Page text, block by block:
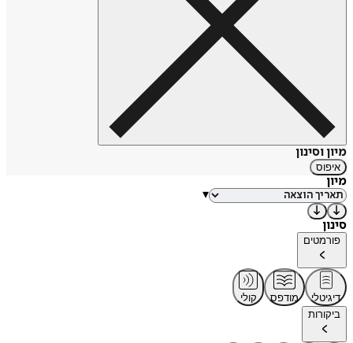
מיון וסינון
איפוס
מיון
▾
סינון
פורמטים
דיגיטלי מודפס
קולי
ביקורות